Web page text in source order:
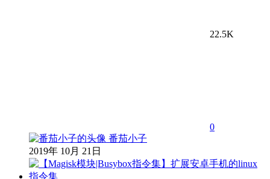
22.5K
0
番茄小子
2019年 10月 21日